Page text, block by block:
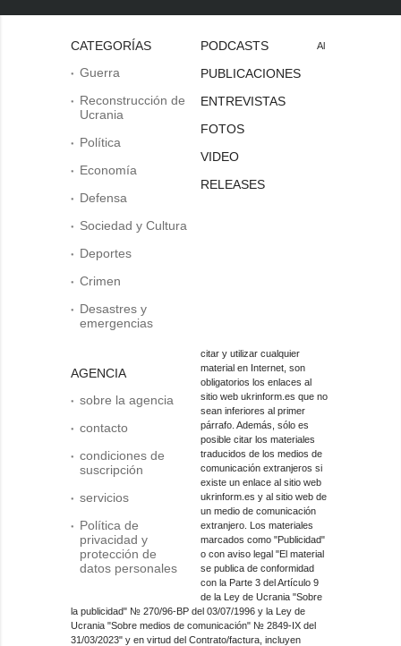
CATEGORÍAS
Guerra
Reconstrucción de
Ucrania
Política
Economía
Defensa
Sociedad y Cultura
Deportes
Crimen
Desastres y
emergencias
AGENCIA
sobre la agencia
contacto
condiciones de
suscripción
servicios
Política de
privacidad y
protección de
datos personales
PODCASTS
PUBLICACIONES
ENTREVISTAS
FOTOS
VIDEO
RELEASES
Al
citar y utilizar cualquier
material en Internet, son
obligatorios los enlaces al
sitio web ukrinform.es que no
sean inferiores al primer
párrafo. Además, sólo es
posible citar los materiales
traducidos de los medios de
comunicación extranjeros si
existe un enlace al sitio web
ukrinform.es y al sitio web de
un medio de comunicación
extranjero. Los materiales
marcados como "Publicidad"
o con aviso legal "El material
se publica de conformidad
con la Parte 3 del Artículo 9
de la Ley de Ucrania "Sobre
la publicidad" № 270/96-ВР del 03/07/1996 y la Ley de
Ucrania "Sobre medios de comunicación" № 2849-IX del
31/03/2023" y en virtud del Contrato/factura, incluyen